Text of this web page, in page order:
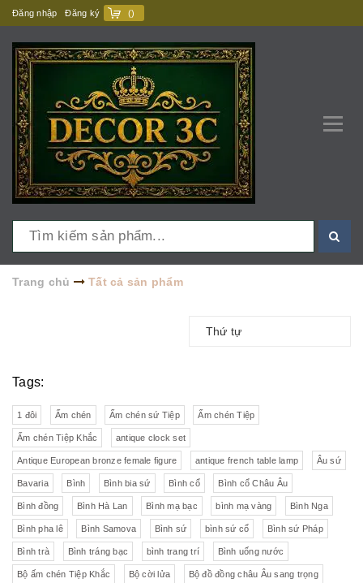
Đăng nhập Đăng ký ()
Trang chủ Tất cả sản phẩm
Thứ tự
Tags:
1 đôi Ấm chén Ấm chén sứ Tiệp Ấm chén Tiệp
Ấm chén Tiệp Khắc antique clock set
Antique European bronze female figure antique french table lamp Âu sứ
Bavaria Bình Bình bia sứ Bình cổ Bình cổ Châu Âu
Bình đồng Bình Hà Lan Bình mạ bạc bình mạ vàng Bình Nga
Bình pha lê Bình Samova Bình sứ bình sứ cổ Bình sứ Pháp
Bình trà Bình tráng bạc bình trang trí Bình uống nước
Bộ ấm chén Tiệp Khắc Bộ cời lửa Bộ đồ đồng châu Âu sang trọng